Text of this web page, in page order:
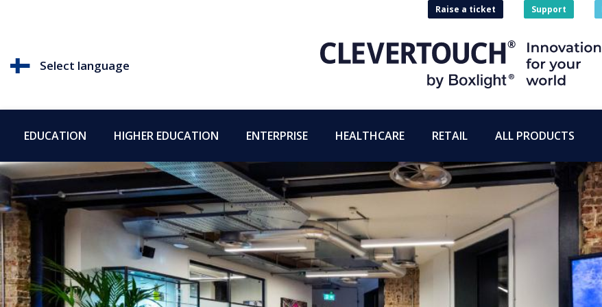
Select language
Raise a ticket Support
EDUCATION HIGHER EDUCATION ENTERPRISE HEALTHCARE RETAIL ALL PRODUCTS